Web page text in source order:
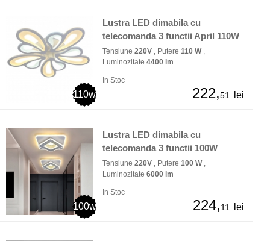
110w
Lustra LED dimabila cu
telecomanda 3 functii April 110W
Tensiune 220V , Putere 110 W,
Luminozitate 4400 lm
In Stoc
222,51 lei
100w
Lustra LED dimabila cu
telecomanda 3 functii 100W
Tensiune 220V , Putere 100 W,
Luminozitate 6000 lm
In Stoc
224,11 lei